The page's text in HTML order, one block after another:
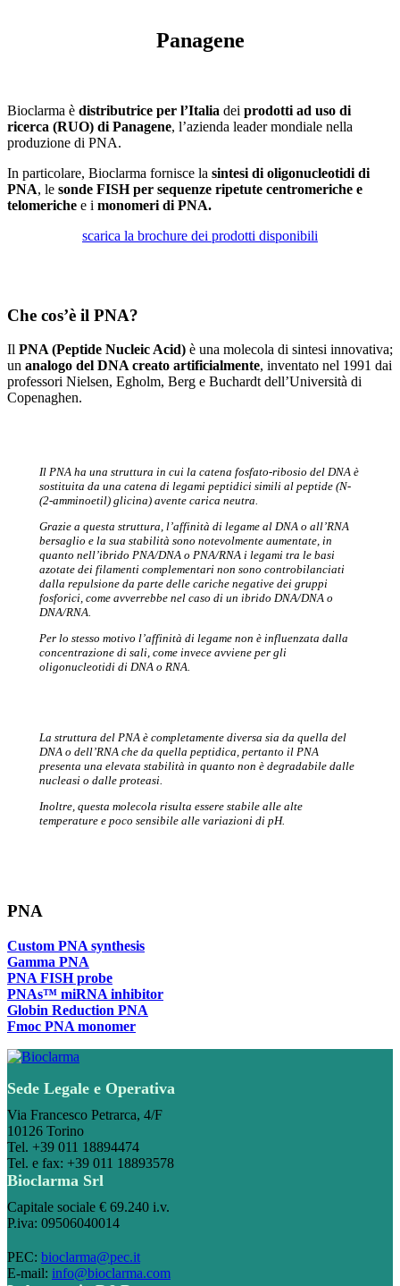
Panagene
Bioclarma è distributrice per l’Italia dei prodotti ad uso di
ricerca (RUO) di Panagene, l’azienda leader mondiale nella
produzione di PNA.
In particolare, Bioclarma fornisce la sintesi di oligonucleotidi di
PNA, le sonde FISH per sequenze ripetute centromeriche e
telomeriche e i monomeri di PNA.
scarica la brochure dei prodotti disponibili
Che cos’è il PNA?
Il PNA (Peptide Nucleic Acid) è una molecola di sintesi innovativa;
un analogo del DNA creato artificialmente, inventato nel 1991 dai
professori Nielsen, Egholm, Berg e Buchardt dell’Università di
Copenaghen.
Il PNA ha una struttura in cui la catena fosfato-ribosio del DNA è
sostituita da una catena di legami peptidici simili al peptide (N-
(2-amminoetil) glicina) avente carica neutra.
Grazie a questa struttura, l’affinità di legame al DNA o all’RNA
bersaglio e la sua stabilità sono notevolmente aumentate, in
quanto nell’ibrido PNA/DNA o PNA/RNA i legami tra le basi
azotate dei filamenti complementari non sono controbilanciati
dalla repulsione da parte delle cariche negative dei gruppi
fosforici, come avverrebbe nel caso di un ibrido DNA/DNA o
DNA/RNA.
Per lo stesso motivo l’affinità di legame non è influenzata dalla
concentrazione di sali, come invece avviene per gli
oligonucleotidi di DNA o RNA.
La struttura del PNA è completamente diversa sia da quella del
DNA o dell’RNA che da quella peptidica, pertanto il PNA
presenta una elevata stabilità in quanto non è degradabile dalle
nucleasi o dalle proteasi.
Inoltre, questa molecola risulta essere stabile alle alte
temperature e poco sensibile alle variazioni di pH.
PNA
Custom PNA synthesis
Gamma PNA
PNA FISH probe
PNAs™ miRNA inhibitor
Globin Reduction PNA
Fmoc PNA monomer
Sede Legale e Operativa
Via Francesco Petrarca, 4/F
10126 Torino
Tel. +39 011 18894474
Tel. e fax: +39 011 18893578
Bioclarma Srl
Capitale sociale € 69.240 i.v.
P.iva: 09506040014
PEC: bioclarma@pec.it
E-mail: info@bioclarma.com